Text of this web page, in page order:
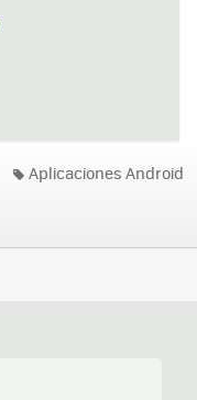
Aplicaciones Android